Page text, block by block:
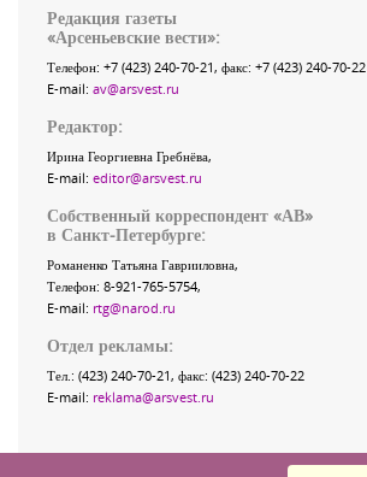
Редакция газеты
«Арсеньевские вести»:
Телефон: +7 (423) 240-70-21, факс: +7 (423) 240-70-22
E-mail: av@arsvest.ru
Редактор:
Ирина Георгиевна Гребнёва,
E-mail: editor@arsvest.ru
Собственный корреспондент «АВ»
в Санкт-Петербурге:
Романенко Татьяна Гаврииловна,
Телефон: 8-921-765-5754,
E-mail: rtg@narod.ru
Отдел рекламы:
Тел.: (423) 240-70-21, факс: (423) 240-70-22
E-mail: reklama@arsvest.ru